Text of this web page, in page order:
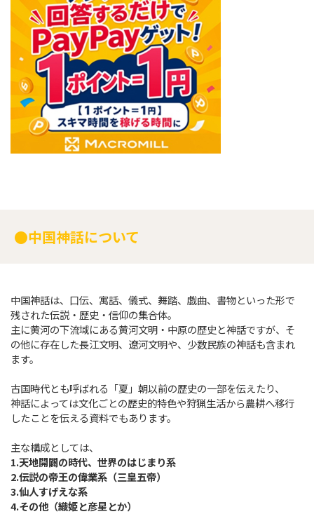
●中国神話について
中国神話は、口伝、寓話、儀式、舞踏、戯曲、書物といった形で
残された伝説・歴史・信仰の集合体。
主に黄河の下流域にある黄河文明・中原の歴史と神話ですが、そ
の他に存在した長江文明、遼河文明や、少数民族の神話も含まれ
ます。
古国時代とも呼ばれる「夏」朝以前の歴史の一部を伝えたり、
神話によっては文化ごとの歴史的特色や狩猟生活から農耕へ移行
したことを伝える資料でもあります。
主な構成としては、
1.天地開闢の時代、世界のはじまり系
2.伝説の帝王の偉業系（三皇五帝）
3.仙人すげえな系
4.その他（織姫と彦星とか）